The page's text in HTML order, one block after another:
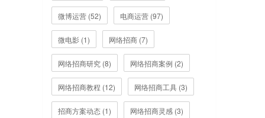
微博运营 (52) 电商运营 (97)
微电影 (1) 网络招商 (7)
网络招商研究 (8) 网络招商案例 (2)
网络招商教程 (12) 网络招商工具 (3)
招商方案动态 (1) 网络招商灵感 (3)